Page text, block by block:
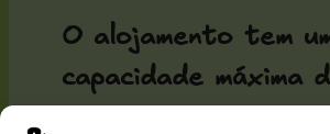
O alojamento tem
capacidade máxima